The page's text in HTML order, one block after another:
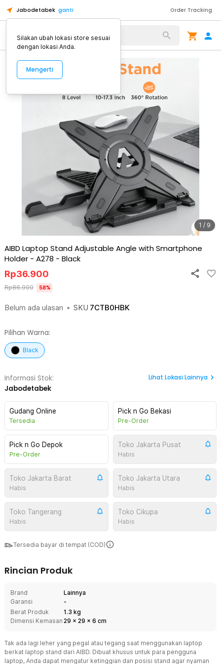
Jabodetabek ganti Order Tracking
Alat Kopi
1 / 9
AIBD Laptop Stand Adjustable Angle with Smartphone
Holder - A278 - Black
Belum ada ulasan • SKU 7CTB0HBK
Rp36.900
Rp86.900 58%
Pilihan Warna:
Black
Informasi Stok:
Jabodetabek
Lihat Lokasi Lainnya
Gudang Online
Tersedia
Pick n Go Bekasi
Pre-Order
Pick n Go Depok
Pre-Order
Toko Jakarta Pusat
Habis
Toko Jakarta Barat
Habis
Toko Jakarta Utara
Habis
Toko Tangerang
Habis
Toko Cikupa
Habis
Tersedia bayar di tempat (COD)
Rincian Produk
Brand
Lainnya
Garansi
-
Berat Produk
1.3 kg
Dimensi Kemasan 29 x 29 x 6 cm
Tak ada lagi leher yang pegal atau tegang saat menggunakan laptop
berkat laptop stand dari AIBD. Dibuat khusus untuk para pengguna
laptop, Anda dapat mengatur ketinggian dan posisi stand agar nyaman
Silakan ubah lokasi store sesuai
dengan lokasi Anda.
Mengerti